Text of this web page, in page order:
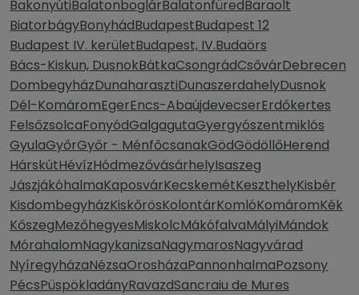
BakonyútiBalatonboglárBalatonfüredBaraolt
BiatorbágyBonyhádBudapestBudapest 12
Budapest IV. kerületBudapest, IV.Budaörs
Bács-Kiskun, DusnokBátkaCsongrádCsővárDebrecen
DombegyházDunaharasztiDunaszerdahelyDusnok
Dél-KomáromEgerEncs-AbaújdevecserErdőkertes
FelsőzsolcaFonyódGalgagutaGyergyószentmiklós
GyulaGyőrGyőr - MénfőcsanakGödGödöllőHerend
HárskútHévízHódmezővásárhelyIsaszeg
JászjákóhalmaKaposvárKecskemétKeszthelyKisbér
KisdombegyházKiskőrösKolontárKomlóKomáromKék
KőszegMezőhegyesMiskolcMákófalvaMályiMándok
MórahalomNagykanizsaNagymarosNagyvárad
NyíregyházaNézsaOrosházaPannonhalmaPozsony
PécsPüspökladányRavazdSancraiu de Mures